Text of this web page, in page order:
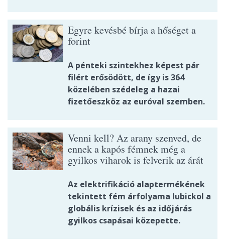
Egyre kevésbé bírja a hőséget a
forint
A pénteki szintekhez képest pár
filért erősödött, de így is 364
közelében szédeleg a hazai
fizetőeszköz az euróval szemben.
Venni kell? Az arany szenved, de
ennek a kapós fémnek még a
gyilkos viharok is felverik az árát
Az elektrifikáció alaptermékének
tekintett fém árfolyama lubickol a
globális krízisek és az időjárás
gyilkos csapásai közepette.